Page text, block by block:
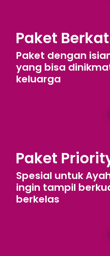
Paket Berkat
Paket dengan
yang bisa
keluarga
Paket
Spesial untuk
ingin tampil
berkelas